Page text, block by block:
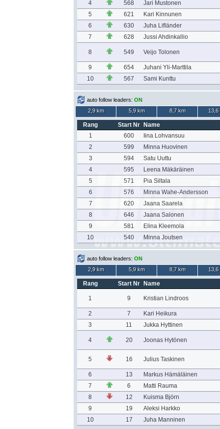
4 568
Jari Mustonen
5
621
Kari Kinnunen
6
630
Juha Lifländer
7
628 Jussi Ahdinkallio
8 549 Veijo Tolonen
9 654
Juhani Yli-Marttila
10
567 Sami Kunttu
auto follow leaders: ON
2,9 km
5,9 km 8,7 km 13,6
Rang Start Nr
Name
1
600
Iina Lohvansuu
2
599
Minna Huovinen
3
594
Satu Uuttu
4
595
Leena Mäkäräinen
5
571
Pia Siltala
6
576
Minna Wahe-Andersson
7
620
Jaana Saarela
8
646
Jaana Salonen
9
581
Elina Kleemola
10
540 Minna Joutsen
auto follow leaders: ON
2,9 km
5,9 km 8,7 km 13,6
Rang Start Nr Name
1 9 Kristian Lindroos
2 7
Kari Heikura
3
11 Jukka Hyttinen
4 20 Joonas Hytönen
5 16 Julius Taskinen
6 13
Markus Hämäläinen
7
6
Matti Rauma
8
12
Kuisma Björn
9
19
Aleksi Harkko
10
17 Juha Manninen